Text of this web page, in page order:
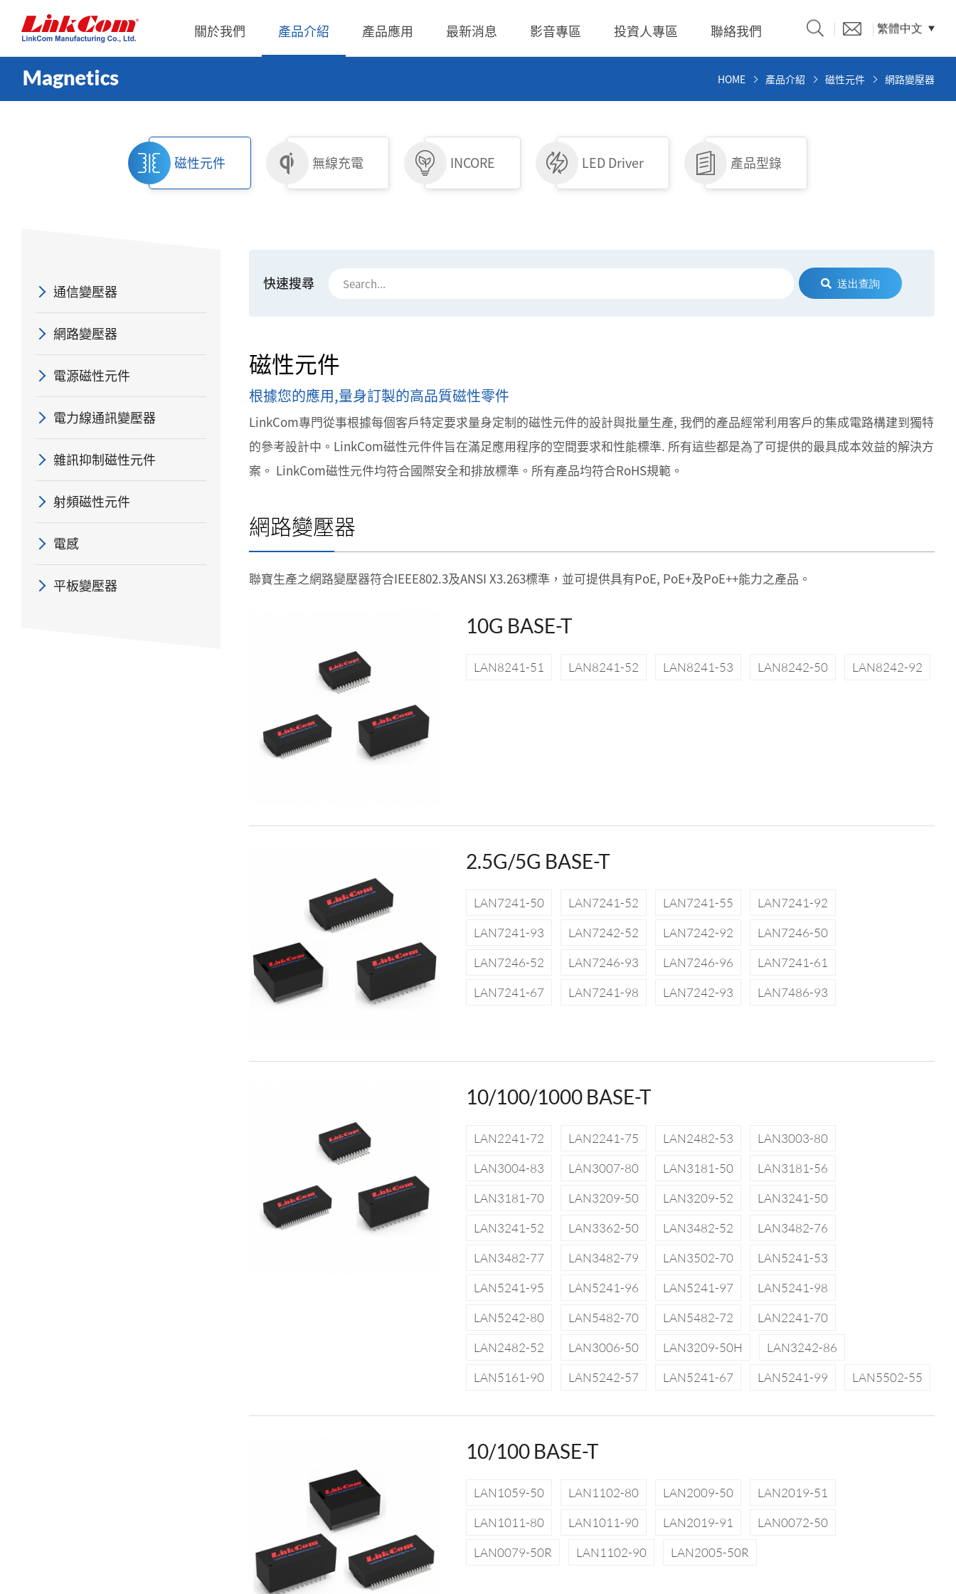
關於我們 產品介紹
網路變壓器
電源磁性元件
Qi1.x 無線充電成品
Qi2.2 TX 發射模組
LED Driver
Meter
低交流電壓直入
產品應用 最新消息 影音專區 投資人專區
重要內規
內部稽核
財務報告
法說會
歷年股利分派
聯絡窗口
聯絡我們 繁體中文
HOME 產品介紹 磁性元件 網路變壓器
磁性元件 無線充電 INCORE LED Driver 產品型錄
通信變壓器
網路變壓器
電源磁性元件
電力線通訊變壓器
雜訊抑制磁性元件
射頻磁性元件
電感
平板變壓器
快速搜尋 送出查詢
磁性元件
根據您的應用,量身訂製的高品質磁性零件
LinkCom專門從事根據每個客戶特定要求量身定制的磁性元件的設計與批量生產, 我們的產品經常利用客戶的集成電路構建到獨特
的參考設計中。LinkCom磁性元件件旨在滿足應用程序的空間要求和性能標準. 所有這些都是為了可提供的最具成本效益的解決方
案。 LinkCom磁性元件均符合國際安全和排放標準。所有產品均符合RoHS規範。
網路變壓器
聯寶生產之網路變壓器符合IEEE802.3及ANSI X3.263標準，並可提供具有PoE, PoE+及PoE++能力之產品。
10G BASE-T
LAN8241-51 LAN8241-52 LAN8241-53 LAN8242-50 LAN8242-92
2.5G/5G BASE-T
LAN7241-50 LAN7241-52 LAN7241-55
LAN7241-92
LAN7241-93
LAN7242-52 LAN7242-92
LAN7246-50
LAN7246-52
LAN7246-93 LAN7246-96
LAN7241-61
LAN7241-67
LAN7241-98 LAN7242-93 LAN7486-93
10/100/1000 BASE-T
LAN2241-72 LAN2241-75 LAN2482-53
LAN3003-80
LAN3004-83
LAN3007-80 LAN3181-50
LAN3181-56
LAN3181-70
LAN3209-50 LAN3209-52
LAN3241-50
LAN3241-52
LAN3362-50 LAN3482-52
LAN3482-76
LAN3482-77
LAN3482-79 LAN3502-70
LAN5241-53
LAN5241-95
LAN5241-96 LAN5241-97
LAN5241-98
LAN5242-80
LAN5482-70 LAN5482-72
LAN2241-70
LAN2482-52
LAN3006-50 LAN3209-50H
LAN3242-86
LAN5161-90
LAN5242-57 LAN5241-67 LAN5241-99 LAN5502-55
10/100 BASE-T
LAN1059-50 LAN1102-80 LAN2009-50
LAN2019-51
LAN1011-80
LAN1011-90 LAN2019-91
LAN0072-50
LAN0079-50R
LAN1102-90 LAN2005-50R